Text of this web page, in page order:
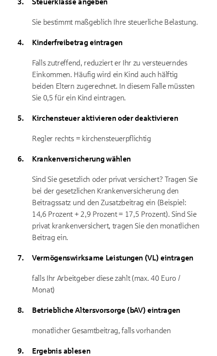
Steuerklasse angeben
Sie bestimmt maßgeblich Ihre steuerliche Belastung.
Kinderfreibetrag eintragen
Falls zutreffend, reduziert er Ihr zu versteuerndes
Einkommen. Häufig wird ein Kind auch hälftig
beiden Eltern zugerechnet. In diesem Falle müssten
Sie 0,5 für ein Kind eintragen.
Kirchensteuer aktivieren oder deaktivieren
Regler rechts = kirchensteuerpflichtig
Krankenversicherung wählen
Sind Sie gesetzlich oder privat versichert? Tragen Sie
bei der gesetzlichen Krankenversicherung den
Beitragssatz und den Zusatzbeitrag ein (Beispiel:
14,6 Prozent + 2,9 Prozent = 17,5 Prozent). Sind Sie
privat krankenversichert, tragen Sie den monatlichen
Beitrag ein.
Vermögenswirksame Leistungen (VL) eintragen
falls Ihr Arbeitgeber diese zahlt (max. 40 Euro /
Monat)
Betriebliche Altersvorsorge (bAV) eintragen
monatlicher Gesamtbeitrag, falls vorhanden
Ergebnis ablesen